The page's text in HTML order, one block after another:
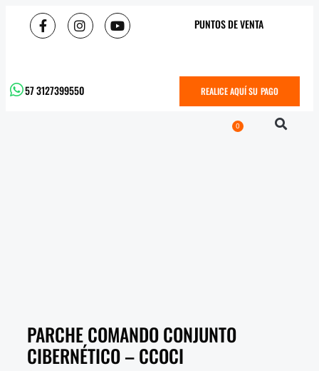
PUNTOS DE VENTA
57 3127399550 REALICE AQUÍ SU PAGO
0
PARCHE COMANDO CONJUNTO
CIBERNÉTICO – CCOCI